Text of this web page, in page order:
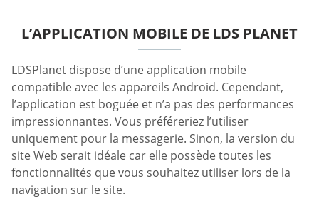
L’APPLICATION MOBILE DE LDS PLANET
LDSPlanet dispose d’une application mobile
compatible avec les appareils Android. Cependant,
l’application est boguée et n’a pas des performances
impressionnantes. Vous préféreriez l’utiliser
uniquement pour la messagerie. Sinon, la version du
site Web serait idéale car elle possède toutes les
fonctionnalités que vous souhaitez utiliser lors de la
navigation sur le site.